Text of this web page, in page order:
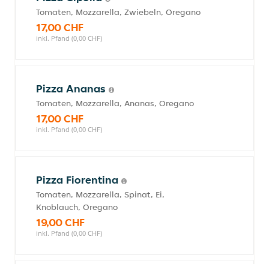
Tomaten, Mozzarella, Zwiebeln, Oregano
17,00 CHF
inkl. Pfand (0,00 CHF)
Pizza Ananas
Tomaten, Mozzarella, Ananas, Oregano
17,00 CHF
inkl. Pfand (0,00 CHF)
Pizza Fiorentina
Tomaten, Mozzarella, Spinat, Ei,
Knoblauch, Oregano
19,00 CHF
inkl. Pfand (0,00 CHF)